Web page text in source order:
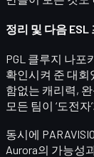
정리 및 다음 ESL
PGL 클루지 나포
확인시켜 준 대회
함없는 캐리력,
모든 팀이 ‘도전
동시에
Aurora의 가능성